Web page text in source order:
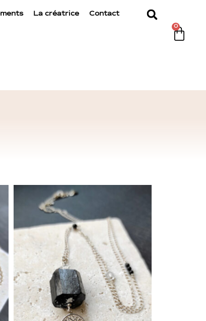
La créatrice Contact
0